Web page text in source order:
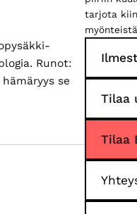
Runot:
se
tarjota
Tilaa
Tilaa